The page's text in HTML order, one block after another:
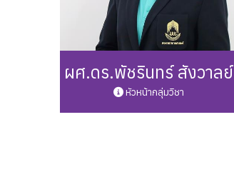
ผศ.ดร.พัชรินทร์ สังวาลย์
หัวหน้ากลุ่มวิชา